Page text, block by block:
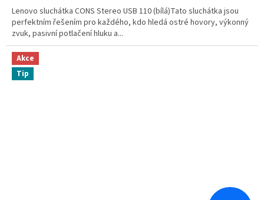
Lenovo sluchátka CONS Stereo USB 110 (bílá)Tato sluchátka jsou
perfektním řešením pro každého, kdo hledá ostré hovory, výkonný
zvuk, pasivní potlačení hluku a...
Akce
Tip